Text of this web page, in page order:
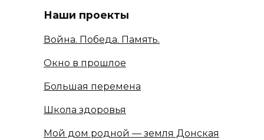
Наши проекты
Война. Победа. Память.
Окно в прошлое
Большая перемена
Школа здоровья
Мой дом родной — земля Донская